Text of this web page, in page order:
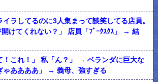
ラしてるのに3人集まって談笑してる店員。
けてくれない？」 店員「ﾌﾟｰｸｽｸｽ」 → 結
！これ！」 私「ん？」 → ベランダに巨大な
ゃああああ」 → 義母、強すぎる